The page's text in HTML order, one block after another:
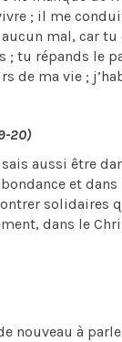
; il me
mal, car
; tu répands le
de ma vie ;
20)
aussi être
et
solidaires
dans le
nouveau à